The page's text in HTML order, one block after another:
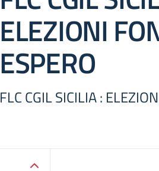
ELEZIONI
ESPERO
FLC CGIL SICILIA :